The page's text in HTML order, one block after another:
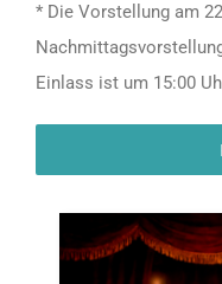
* Die Vorstellung am
Einlass ist um 15:00